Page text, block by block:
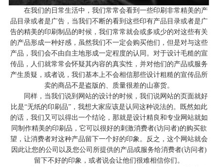
在我们的日常生活中，我们常常会看到一些印刷非常精美的产
品目录或者是广告，当我们不断的看到这些印有产品目录或者是广
告的精美的印刷制品的时候，我们常常就会或多或少的对这些有关
的产品形成一种好感，虽然我们不一定会购买他们，但是对与这些
产品，我们会不由自主地形成一定程度的认同。对于设计毛糙的宣
传品，人们就常常会怀疑其内容的真实性，并对他们的产品或服务
产生质疑，或者说，我们基本上不会相信那些设计粗糙的宣传品所
卖的商品不是盗版的、质量很差的山寨货。
同样，当我们说到网站的设计的时候，我们说网站的页面就好
比是“无纸的印刷品”，我想大家应该是认同这种说法的。既然如此
的话，我们又可以得出一个结论，那就是设计精良和专业网站就如
同制作精美的印刷品，它可以很好的刺激消费者(访问者)的购买欲
望，让消费者对这种产品留下一个好的印象。反之，这个网站就会
因此让您的公司以及您公司所提供的产品或服务给消费者(访问者)
留下不好的印象，或者说会让他们很难相信你们。